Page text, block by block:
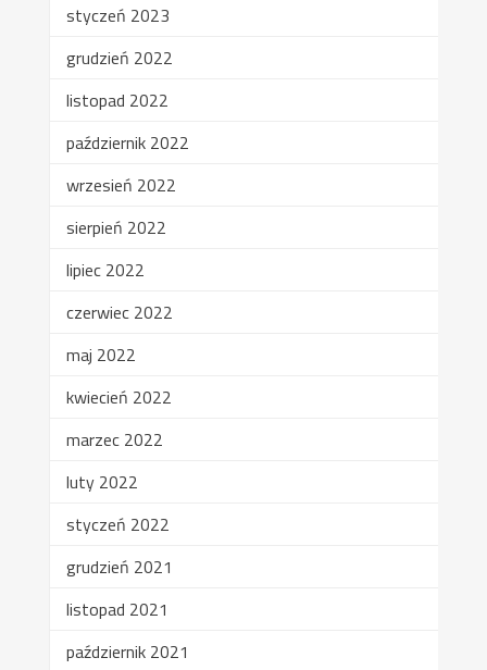
styczeń 2023
grudzień 2022
listopad 2022
październik 2022
wrzesień 2022
sierpień 2022
lipiec 2022
czerwiec 2022
maj 2022
kwiecień 2022
marzec 2022
luty 2022
styczeń 2022
grudzień 2021
listopad 2021
październik 2021